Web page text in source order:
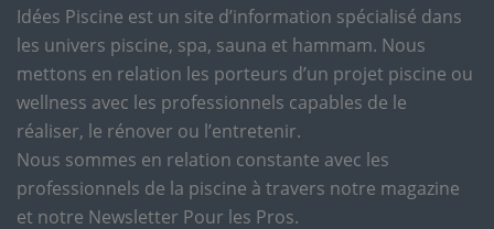
Idées Piscine est un site d’information spécialisé dans
les univers piscine, spa, sauna et hammam. Nous
mettons en relation les porteurs d’un projet piscine ou
wellness avec les professionnels capables de le
réaliser, le rénover ou l’entretenir.
Nous sommes en relation constante avec les
professionnels de la piscine à travers notre magazine
et notre Newsletter Pour les Pros.